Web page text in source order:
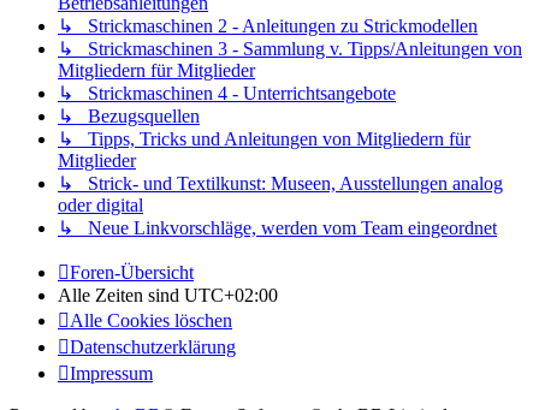
↳ Strickmaschinen 2 - Anleitungen zu Strickmodellen
↳ Strickmaschinen 3 - Sammlung v. Tipps/Anleitungen von
Mitgliedern für Mitglieder
↳ Strickmaschinen 4 - Unterrichtsangebote
↳ Bezugsquellen
↳ Tipps, Tricks und Anleitungen von Mitgliedern für
Mitglieder
↳ Strick- und Textilkunst: Museen, Ausstellungen analog
oder digital
↳ Neue Linkvorschläge, werden vom Team eingeordnet
Foren-Übersicht
Alle Zeiten sind UTC+02:00
Alle Cookies löschen
Datenschutzerklärung
Impressum